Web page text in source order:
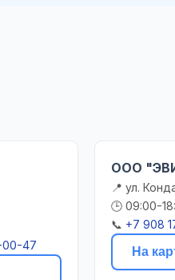
00-47
ООО
📍 ул.
🕒 09:00-
📞 +7 908
На